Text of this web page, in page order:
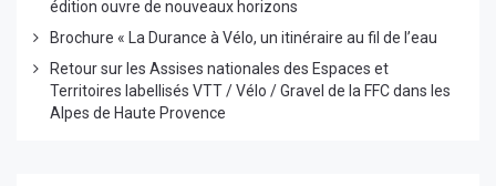
édition ouvre de nouveaux horizons
Brochure « La Durance à Vélo, un itinéraire au fil de l’eau
Retour sur les Assises nationales des Espaces et
Territoires labellisés VTT / Vélo / Gravel de la FFC dans les
Alpes de Haute Provence